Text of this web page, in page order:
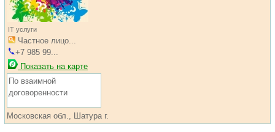
IT услуги
Частное лицо...
+7 985 99...
Показать на карте
По взаимной
договоренности
Московская обл., Шатура г.